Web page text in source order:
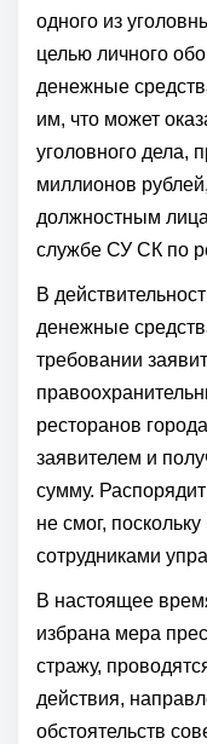
одного из
целью личного
денежные
им, что может
уголовного дела,
миллионов
должностным
службе СУ СК по
В
денежные
требовании
ресторанов
заявителем и
сумму.
не смог,
сотрудниками
В настоящее
избрана мера
стражу,
действия,
обстоятельств